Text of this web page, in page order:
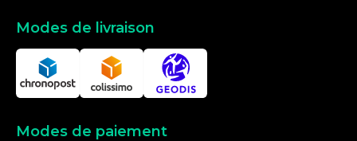
Modes de livraison
Modes de paiement